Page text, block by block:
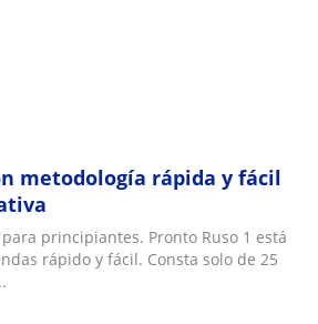
metodología rápida y fácil
principiantes. Pronto Ruso 1 está
rápido y fácil. Consta solo de 25